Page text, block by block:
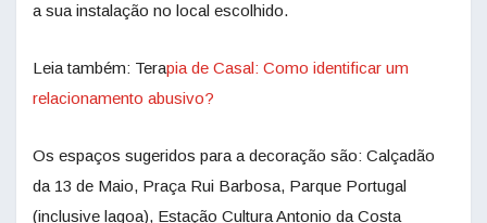
a sua instalação no local escolhido.
Leia também: Terapia de Casal: Como identificar um
relacionamento abusivo?
Os espaços sugeridos para a decoração são: Calçadão
da 13 de Maio, Praça Rui Barbosa, Parque Portugal
(inclusive lagoa), Estação Cultura Antonio da Costa